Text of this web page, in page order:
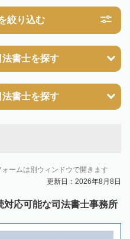
絞り込む
法書士を探す
法書士を探す
ームは別ウィンドウで開きます
更新日：2026年8月8日
対応可能な司法書士事務所